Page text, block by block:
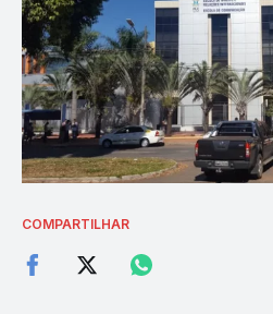
COMPARTILHAR